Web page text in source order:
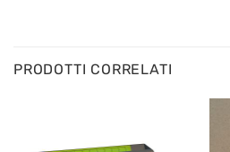
PRODOTTI CORRELATI